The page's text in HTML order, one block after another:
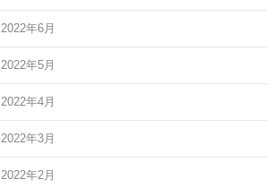
2022年6月
2022年5月
2022年4月
2022年3月
2022年2月